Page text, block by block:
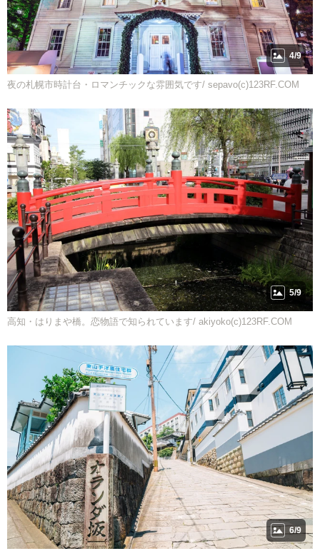
4/9
夜の札幌市時計台・ロマンチックな雰囲気です/ sepavo(c)123RF.COM
5/9
高知・はりまや橋。恋物語で知られています/ akiyoko(c)123RF.COM
6/9